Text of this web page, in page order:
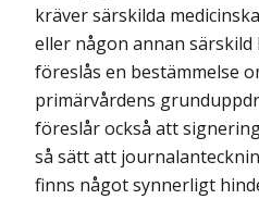
kräver särskilda
eller någon annan särskild
föreslås en bestämmelse
primärvårdens
föreslår också att
så sätt att
finns något synnerligt